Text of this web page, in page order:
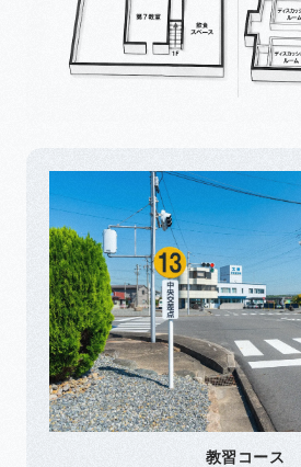
教習コース